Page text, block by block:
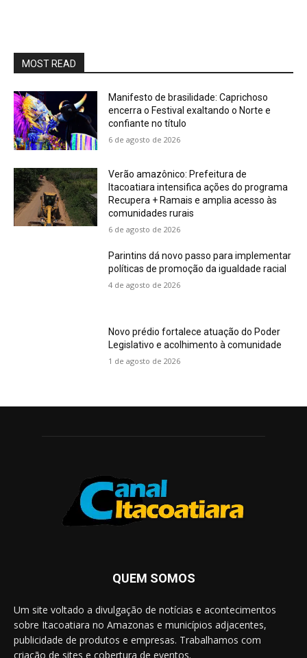
MOST READ
Manifesto de brasilidade: Caprichoso
encerra o Festival exaltando o Norte e
confiante no título
6 de agosto de 2026
Verão amazônico: Prefeitura de
Itacoatiara intensifica ações do programa
Recupera + Ramais e amplia acesso às
comunidades rurais
6 de agosto de 2026
Parintins dá novo passo para implementar
políticas de promoção da igualdade racial
4 de agosto de 2026
Novo prédio fortalece atuação do Poder
Legislativo e acolhimento à comunidade
1 de agosto de 2026
QUEM SOMOS
Um site voltado a divulgação de notícias e acontecimentos
sobre Itacoatiara no Amazonas e municípios adjacentes,
publicidade de produtos e empresas. Trabalhamos com
criação de sites e cobertura de eventos.